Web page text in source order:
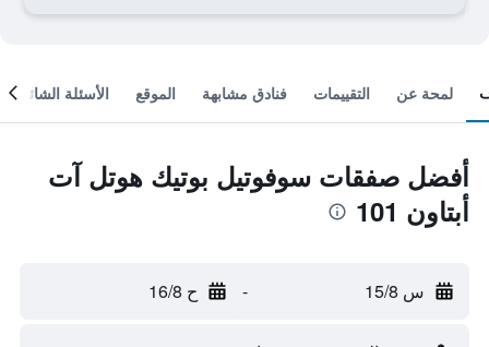
لمحة عن التقييمات فنادق مشابهة الموقع الأسئلة الشائعة
أفضل صفقات سوفوتيل بوتيك هوتل آت
أبتاون 101
س 15/8 - ح 16/8